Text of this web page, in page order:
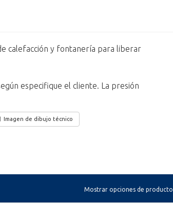
calefacción y fontanería para liberar
especifique el cliente. La presión
Imagen de dibujo técnico
Mostrar opciones de producto